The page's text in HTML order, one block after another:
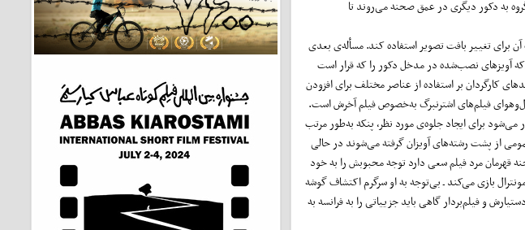
به دکور دیگری در عمق صحنه می‌روند تا
برای تغییر بافت تصویر استفاده کند. مسأله‌ی بعدی
آویزهای نصب‌شده در مدخل دکور را که قرار است
کارگردان بر استفاده از عناصر مختلف برای افزودن
فیلم‌های اشترنبرگ به‌خصوص فیلم آخرش است.
می‌شود برای ایجاد جلوه‌ی مورد نظر، پنکه به‌طور مرتب
از پشت رشته‌های آویزان گرفته می‌شوند در حالی
مرد فیلم سعی دارد توجه محبوبش را به خود
بازی می‌کند ـ بی‌توجه به او سرگرم اکتشاف گوشه
و فیلم‌بردار گاهی باید جزییاتی را به فرانسه به